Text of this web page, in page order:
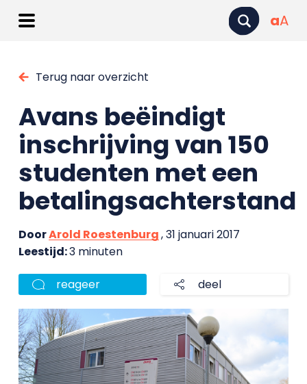
aA
Terug naar overzicht
Avans beëindigt
inschrijving van 150
studenten met een
betalingsachterstand
DoorArold Roestenburg, 31 januari 2017
Leestijd:3 minuten
reageer deel